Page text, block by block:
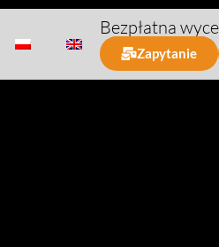
Bezpłatna
Zapytanie